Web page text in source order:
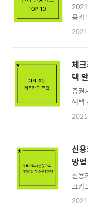
용카
트인
카드
용카
으로
▶ 체
기
기
킷펀
체
택
증권
혜택
이
니
혀
해
만
외인
사에
신
방법
신용
크카
사용